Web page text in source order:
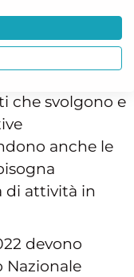
che svolgono e
anche le
di attività in
devono
Nazionale